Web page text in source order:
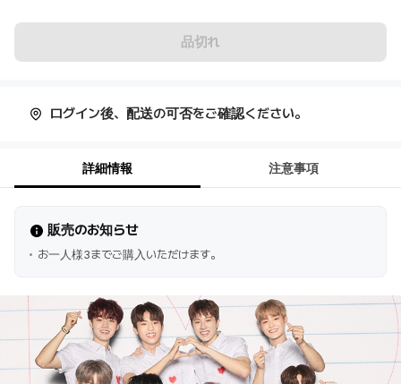
品切れ
ログイン後、配送の可否をご確認ください。
詳細情報 注意事項
販売のお知らせ
お一人様3までご購入いただけます。